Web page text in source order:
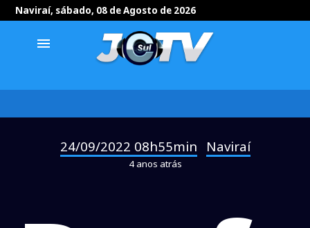
Naviraí, sábado, 08 de Agosto de 2026
menu
24/09/2022 08h55min Naviraí
4 anos atrás